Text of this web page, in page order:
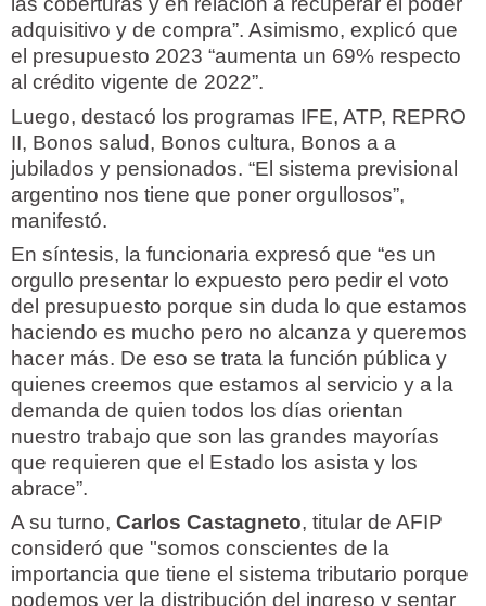
adquisitivo y de compra”. Asimismo, explicó que
el presupuesto 2023 “aumenta un 69% respecto
al crédito vigente de 2022”.
Luego, destacó los programas IFE, ATP, REPRO
II, Bonos salud, Bonos cultura, Bonos a a
jubilados y pensionados. “El sistema previsional
argentino nos tiene que poner orgullosos”,
manifestó.
En síntesis, la funcionaria expresó que “es un
orgullo presentar lo expuesto pero pedir el voto
del presupuesto porque sin duda lo que estamos
haciendo es mucho pero no alcanza y queremos
hacer más. De eso se trata la función pública y
quienes creemos que estamos al servicio y a la
demanda de quien todos los días orientan
nuestro trabajo que son las grandes mayorías
que requieren que el Estado los asista y los
abrace”.
A su turno, Carlos Castagneto, titular de AFIP
consideró que "somos conscientes de la
importancia que tiene el sistema tributario porque
podemos ver la distribución del ingreso y sentar